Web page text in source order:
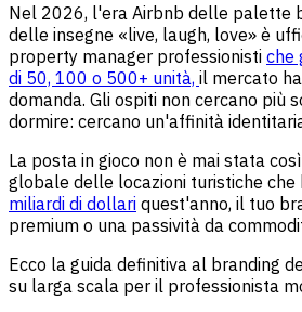
Nel 2026, l'era Airbnb delle palette
delle insegne «live, laugh, love» è
property manager professionisti che
di 50, 100 o 500+ unità, il mercato
domanda. Gli ospiti non cercano più
dormire: cercano un'affinità
La posta in gioco non è mai stata
globale delle locazioni turistiche che
miliardi di dollari quest'anno, il tuo
premium o una passività da
Ecco la guida definitiva al branding
su larga scala per il professionista